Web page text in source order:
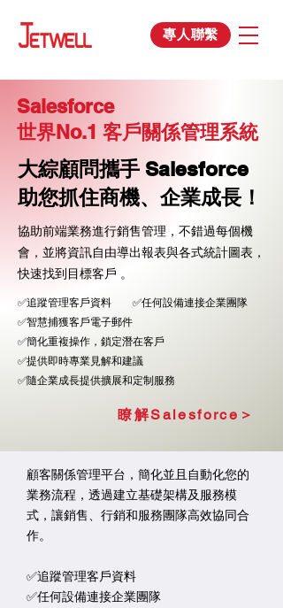
專人聯繫
Salesforce
世界No.1 客戶關係管理系統
大綜顧問攜手 Salesforce
助您抓住商機、企業成長！
協助前端業務進行銷售管理，不錯過每個機
會，並將資訊自由導出報表與各式統計圖表，
快速找到目標客戶 。
✅追蹤管理客戶資料 ✅任何設備連接企業團隊
✅智慧捕獲客戶電子郵件
✅簡化重複操作，鎖定潛在客戶
✅提供即時專業見解和建議
✅隨企業成長提供擴展和定制服務
瞭解Salesforce＞
顧客關係管理平台，簡化並且自動化您的
業務流程，透過建立基礎架構及服務模
式，讓銷售、行銷和服務團隊高效協同合
作。
✅追蹤管理客戶資料
✅任何設備連接企業團隊